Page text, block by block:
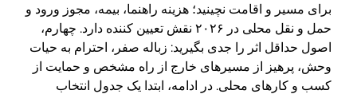
برای مسیر و اقامت نچینید؛ هزینه راهنما، بیمه، مجوز ورود و
حمل و نقل محلی در ۲۰۲۶ نقش تعیین کننده دارد. چهارم،
اصول حداقل اثر را جدی بگیرید: زباله صفر، احترام به حیات
وحش، پرهیز از مسیرهای خارج از راه مشخص و حمایت از
کسب و کارهای محلی. در ادامه، ابتدا یک جدول انتخاب